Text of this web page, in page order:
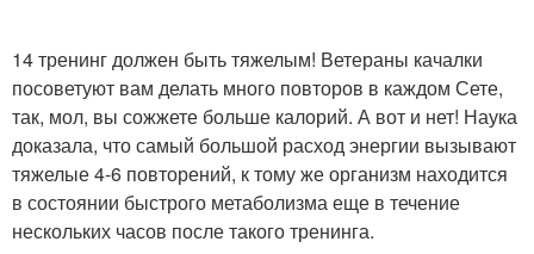
14 тренинг должен быть тяжелым! Ветераны качалки
посоветуют вам делать много повторов в каждом Сете,
так, мол, вы сожжете больше калорий. А вот и нет! Наука
доказала, что самый большой расход энергии вызывают
тяжелые 4-6 повторений, к тому же организм находится
в состоянии быстрого метаболизма еще в течение
нескольких часов после такого тренинга.